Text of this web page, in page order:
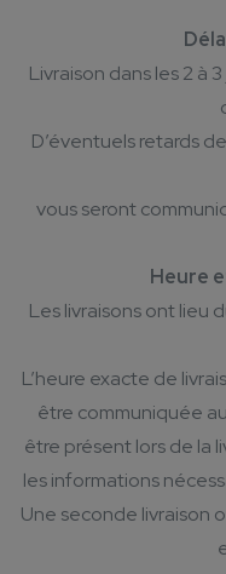
Livraison dans les 2 à
D’éventuels retards
vous seront
Heure
Les livraisons ont lieu
L’heure exacte de
être communiquée
être présent lors de la
les informations
Une seconde livraison